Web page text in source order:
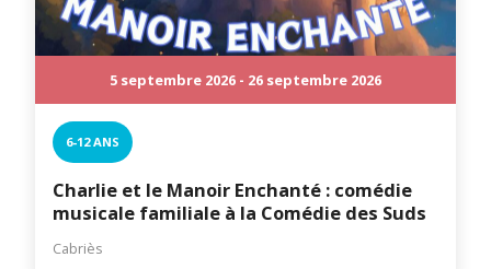
5 septembre 2026 - 26 septembre 2026
6-12 ANS
Charlie et le Manoir Enchanté : comédie
musicale familiale à la Comédie des Suds
Cabriès